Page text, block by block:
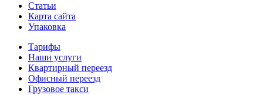
Статьи
Карта сайта
Упаковка
Тарифы
Наши услуги
Квартирный переезд
Офисный переезд
Грузовое такси